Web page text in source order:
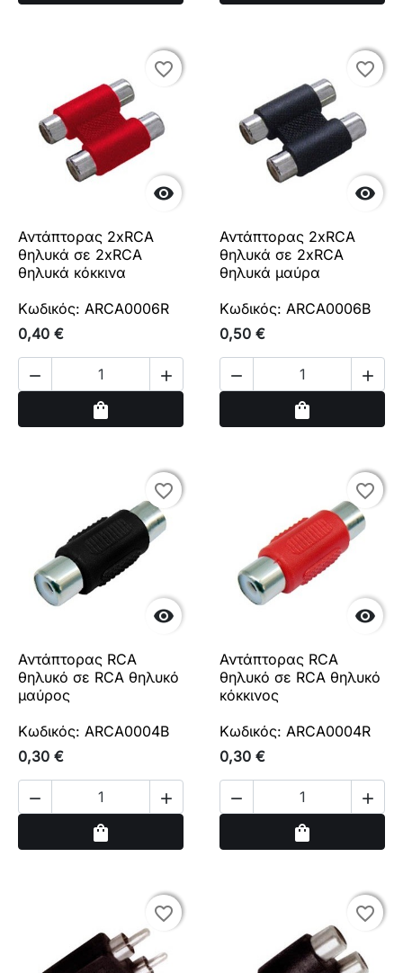

favorite_border
favorite_border
Αντάπτορας 2xRCA
θηλυκά σε 2xRCA
θηλυκά κόκκινα
Κωδικός: ARCA0006R
0,40 €
 
shopping_bag

favorite_border
favorite_border
Αντάπτορας 2xRCA
θηλυκά σε 2xRCA
θηλυκά μαύρα
Κωδικός: ARCA0006B
0,50 €
 
shopping_bag

favorite_border
favorite_border
Αντάπτορας RCA
θηλυκό σε RCA θηλυκό
μαύρος
Κωδικός: ARCA0004B
0,30 €
 
shopping_bag

favorite_border
favorite_border
Αντάπτορας RCA
θηλυκό σε RCA θηλυκό
κόκκινος
Κωδικός: ARCA0004R
0,30 €
 
shopping_bag
favorite_border
favorite_border favorite_border
favorite_border